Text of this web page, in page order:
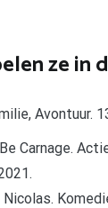
ze in
Avontuur.
Carnage.